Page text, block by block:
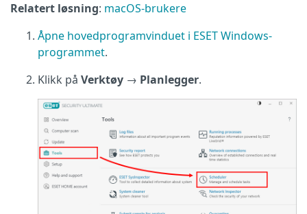
Relatert løsning: macOS-brukere
Åpne hovedprogramvinduet i ESET Windows-
programmet.
Klikk på Verktøy → Planlegger.